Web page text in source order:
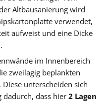
Altbausanierung wird
verwendet,
aufweist und eine Dicke
im Innenbereich
zweilagig beplankten
unterscheiden sich
dadurch, dass hier 2 Lagen